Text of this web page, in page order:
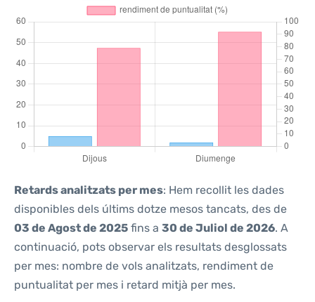
Retards analitzats per mes: Hem recollit les dades
disponibles dels últims dotze mesos tancats, des de
03 de Agost de 2025 fins a 30 de Juliol de 2026. A
continuació, pots observar els resultats desglossats
per mes: nombre de vols analitzats, rendiment de
puntualitat per mes i retard mitjà per mes.